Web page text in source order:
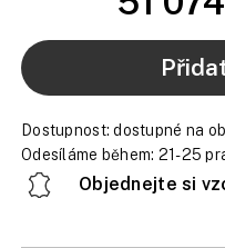
Dostupnost:dostupné na
Odesíláme během: 21-25
Objednejte si